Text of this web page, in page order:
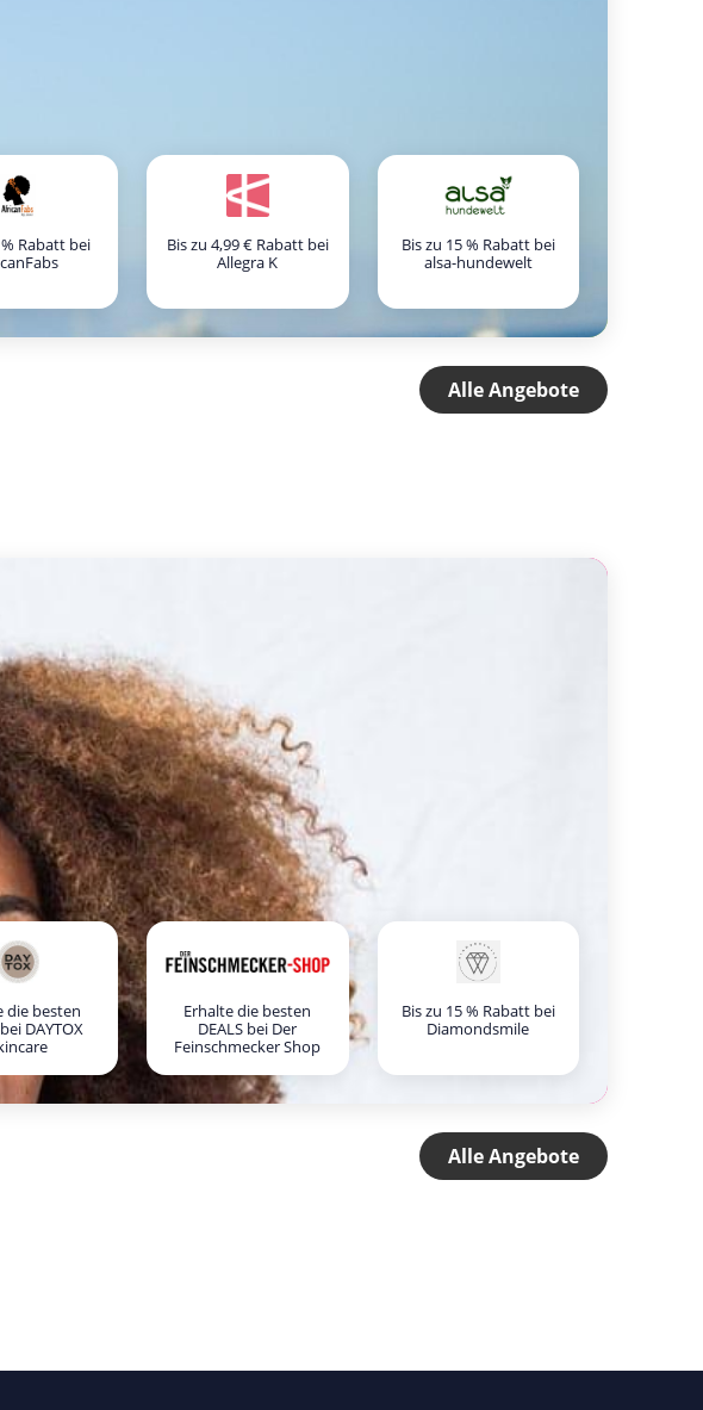
Rabatt bei
Bis zu 4,99 € Rabatt bei
Allegra K
Bis zu 15 % Rabatt bei
alsa-hundewelt
Alle Angebote
die besten
DAYTOX
Erhalte die besten
DEALS bei Der
Feinschmecker Shop
Bis zu 15 % Rabatt bei
Diamondsmile
Alle Angebote